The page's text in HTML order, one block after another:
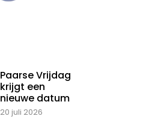
Paarse Vrijdag
krijgt een
nieuwe datum
20 juli 2026